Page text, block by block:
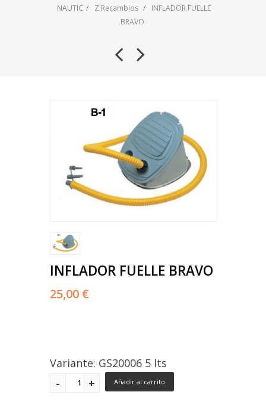
NAUTIC
Z Recambios
INFLADOR FUELLE
BRAVO
INFLADOR FUELLE BRAVO
25,00 €
Variante: GS20006 5 lts
Añadir al carrito